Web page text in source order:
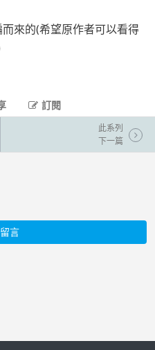
而來的(希望原作者可以看得
訂閱
此系列
下一篇
言